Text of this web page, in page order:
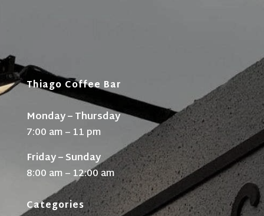
Thiago Coffee Bar
Monday – Thursday
7:00 am – 11 pm
Friday – Sunday
8:00 am – 12:00 am
Categories